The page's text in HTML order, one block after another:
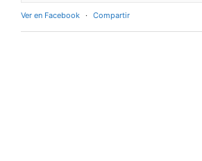
Ver en Facebook · Compartir